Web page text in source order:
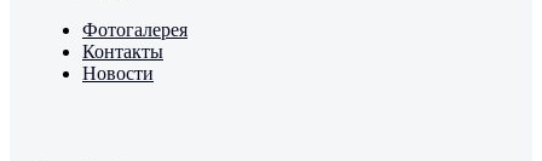
Фотогалерея
Контакты
Новости